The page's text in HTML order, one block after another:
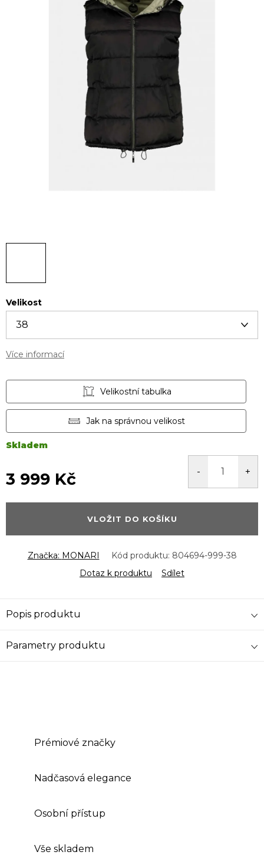
Velikost
Více informací
Velikostní tabulka
Jak na správnou velikost
Skladem
3 999 Kč
cena:
VLOŽIT DO KOŠÍKU
Značka: MONARI Kód produktu: 804694-999-38
Dotaz k produktu
Sdílet
Popis produktu
Parametry produktu
Prémiové značky
Nadčasová elegance
Osobní přístup
Vše skladem